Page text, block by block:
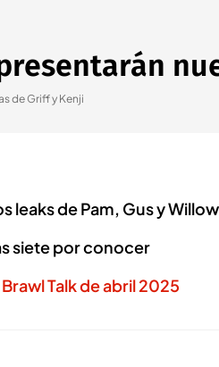
de Griff y Kenji
leaks de Pam, Gus y Willow
siete por conocer
Talk de abril 2025